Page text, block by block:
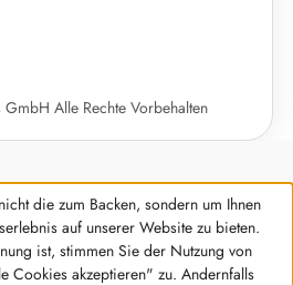
Alle Rechte Vorbehalten
die zum Backen, sondern um Ihnen
auf unserer Website zu bieten.
ist, stimmen Sie der Nutzung von
Cookies akzeptieren" zu. Andernfalls